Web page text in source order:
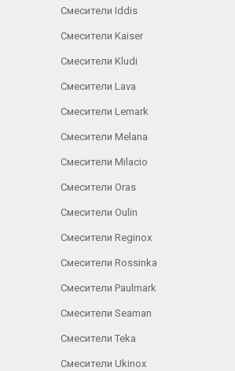
Смесители Iddis
Смесители Kaiser
Смесители Kludi
Смесители Lava
Смесители Lemark
Смесители Melana
Смесители Milacio
Смесители Oras
Смесители Oulin
Смесители Reginox
Смесители Rossinka
Смесители Paulmark
Смесители Seaman
Смесители Teka
Смесители Ukinox